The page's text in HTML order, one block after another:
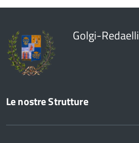
Golgi-Redaelli
Le nostre Strutture